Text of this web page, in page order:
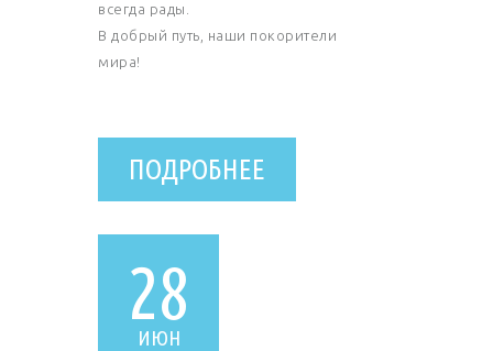
всегда рады.
В добрый путь, наши покорители
мира!
ПОДРОБНЕЕ
28
ИЮН